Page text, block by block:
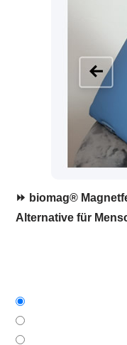
⏩ biomag®
Alternative für